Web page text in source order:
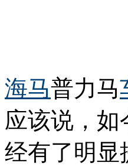
海马普力马
应该说，
经有了明显